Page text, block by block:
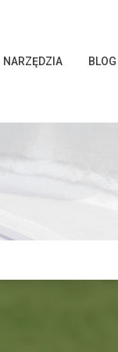
NARZĘDZIA BLOG